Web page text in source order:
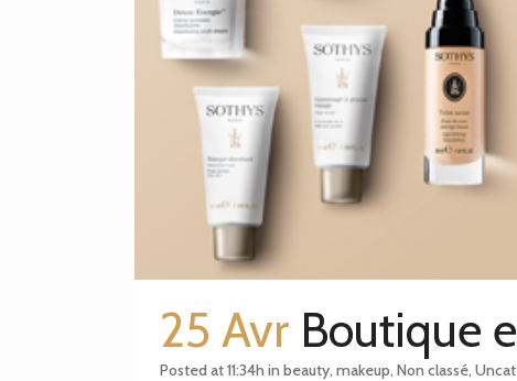
25 Avr Boutique
Posted at 11:34h in beauty, makeup, Non classé,